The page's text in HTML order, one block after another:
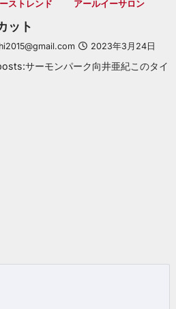
ストレンド アールイーサロン
ット
2023年3月24日
サーモンパーク向井亜紀このタイ